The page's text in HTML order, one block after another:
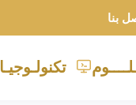
بنا
تكنولـوجيـا